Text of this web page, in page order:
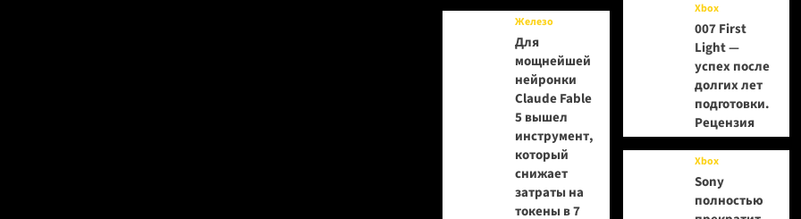
Железо
Для
мощнейшей
нейронки
Claude Fable
5 вышел
инструмент,
который
снижает
затраты на
токены в 7
Xbox
007 First
Light —
успех после
долгих лет
подготовки.
Рецензия
Xbox
Sony
полностью